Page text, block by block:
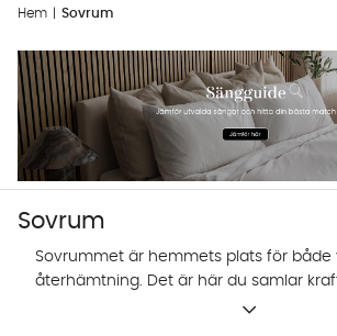
Hem Sovrum
Sovrum
Sovrummet är hemmets plats för både
återhämtning. Det är här du samlar
inför morgondagen. Därför tycker vi att